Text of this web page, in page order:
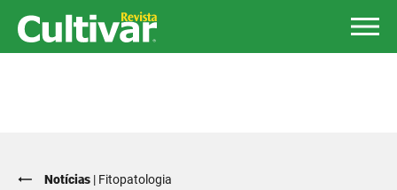
Notícias | Fitopatologia